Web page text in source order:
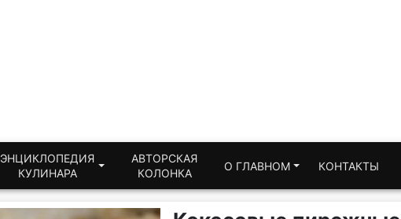
ЭНЦИКЛОПЕДИЯ
КУЛИНАРА
АВТОРСКАЯ
КОЛОНКА
О ГЛАВНОМ КОНТАКТЫ